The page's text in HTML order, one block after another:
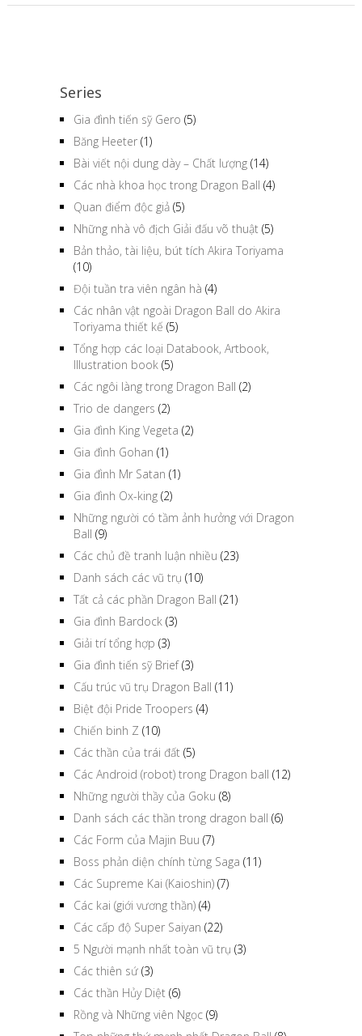
Series
Gia đình tiến sỹ Gero (5)
Băng Heeter (1)
Bài viết nội dung dày – Chất lượng (14)
Các nhà khoa học trong Dragon Ball (4)
Quan điểm độc giả (5)
Những nhà vô địch Giải đấu võ thuật (5)
Bản thảo, tài liệu, bút tích Akira Toriyama
(10)
Đội tuần tra viên ngân hà (4)
Các nhân vật ngoài Dragon Ball do Akira
Toriyama thiết kế (5)
Tổng hợp các loại Databook, Artbook,
Illustration book (5)
Các ngôi làng trong Dragon Ball (2)
Trio de dangers (2)
Gia đình King Vegeta (2)
Gia đình Gohan (1)
Gia đình Mr Satan (1)
Gia đình Ox-king (2)
Những người có tầm ảnh hưởng với Dragon
Ball (9)
Các chủ đề tranh luận nhiều (23)
Danh sách các vũ trụ (10)
Tất cả các phần Dragon Ball (21)
Gia đình Bardock (3)
Giải trí tổng hợp (3)
Gia đình tiến sỹ Brief(3)
Cấu trúc vũ trụ Dragon Ball (11)
Biệt đội Pride Troopers (4)
Chiến binh Z (10)
Các thần của trái đất (5)
Các Android (robot) trong Dragon ball (12)
Những người thầy của Goku (8)
Danh sách các thần trong dragon ball (6)
Các Form của Majin Buu (7)
Boss phản diện chính từng Saga (11)
Các Supreme Kai (Kaioshin) (7)
Các kai (giới vương thần) (4)
Các cấp độ Super Saiyan (22)
5 Người mạnh nhất toàn vũ trụ (3)
Các thiên sứ (3)
Các thần Hủy Diệt (6)
Rồng và Những viên Ngọc (9)